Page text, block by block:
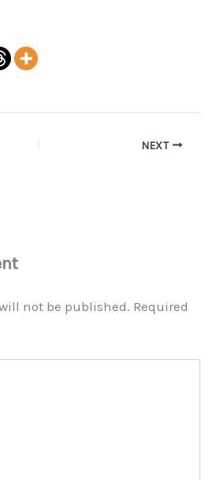
NEXT
not be published. Required